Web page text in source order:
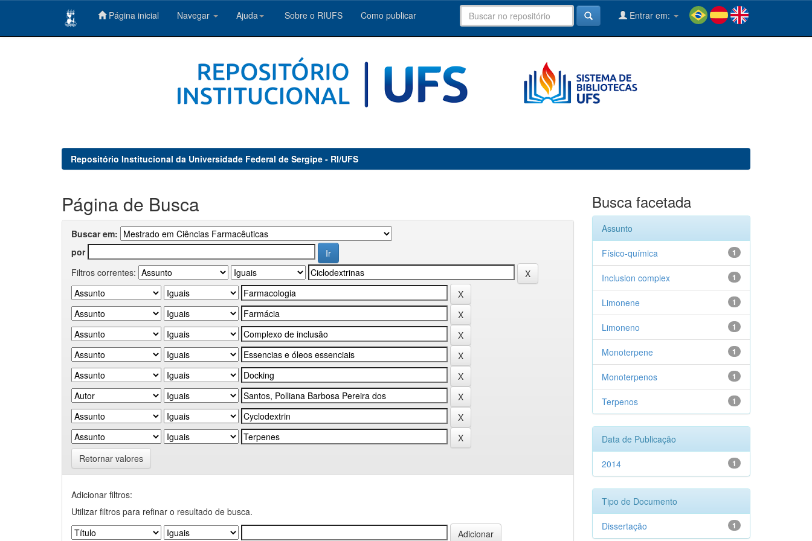
Página inicial Navegar Ajuda Sobre o RIUFS Como publicar Entrar em:
Repositório Institucional da Universidade Federal de Sergipe - RI/UFS
Página de Busca
Buscar em:
por
Filtros correntes:
Retornar valores
Adicionar filtros:
Utilizar filtros para refinar o resultado de busca.
Busca facetada
Assunto
1
Físico-química
1
Inclusion complex
1
Limonene
1
Limoneno
1
Monoterpene
1
Monoterpenos
1
Terpenos
Data de Publicação
1
2014
Tipo de Documento
1
Dissertação